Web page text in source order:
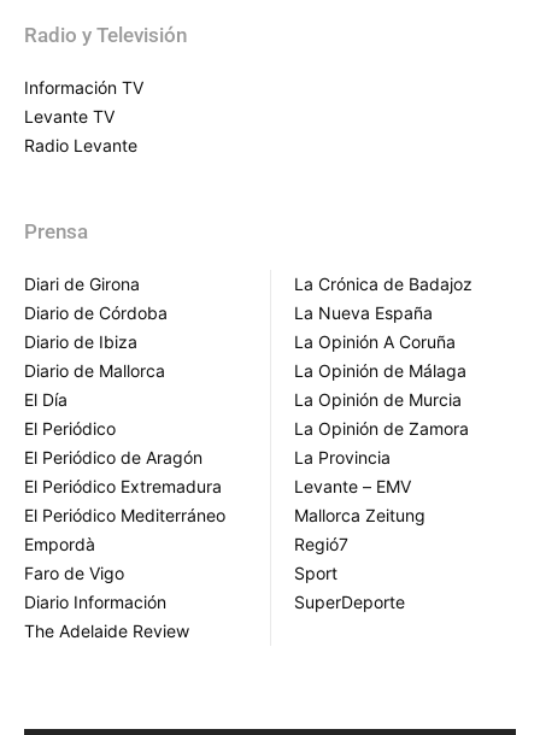
Radio y Televisión
Información TV
Levante TV
Radio Levante
Prensa
Diari de Girona
Diario de Córdoba
Diario de Ibiza
Diario de Mallorca
El Día
El Periódico
El Periódico de Aragón
El Periódico Extremadura
El Periódico Mediterráneo
Empordà
Faro de Vigo
Diario Información
The Adelaide Review
La Crónica de Badajoz
La Nueva España
La Opinión A Coruña
La Opinión de Málaga
La Opinión de Murcia
La Opinión de Zamora
La Provincia
Levante – EMV
Mallorca Zeitung
Regió7
Sport
SuperDeporte